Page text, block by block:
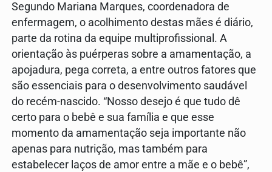
Segundo Mariana Marques, coordenadora de
enfermagem, o acolhimento destas mães é diário,
parte da rotina da equipe multiprofissional. A
orientação às puérperas sobre a amamentação, a
apojadura, pega correta, a entre outros fatores que
são essenciais para o desenvolvimento saudável
do recém-nascido. “Nosso desejo é que tudo dê
certo para o bebê e sua família e que esse
momento da amamentação seja importante não
apenas para nutrição, mas também para
estabelecer laços de amor entre a mãe e o bebê”,